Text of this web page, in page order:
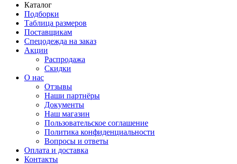
Каталог
Подборки
Таблица размеров
Поставщикам
Спецодежда на заказ
Акции
Распродажа
Скидки
О нас
Отзывы
Наши партнёры
Документы
Наш магазин
Пользовательское соглашение
Политика конфиденциальности
Вопросы и ответы
Оплата и доставка
Контакты